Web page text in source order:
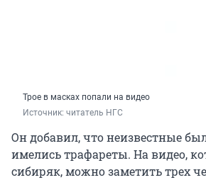
Трое в масках попали на видео
Источник: читатель НГС
Он добавил, что неизвестные
имелись трафареты. На видео,
сибиряк, можно заметить трех